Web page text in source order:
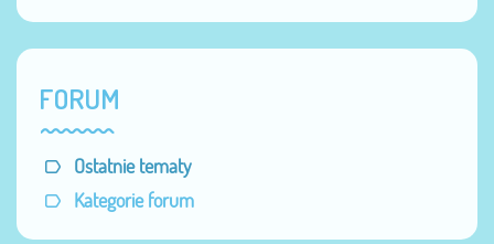
FORUM
Ostatnie tematy
Kategorie forum